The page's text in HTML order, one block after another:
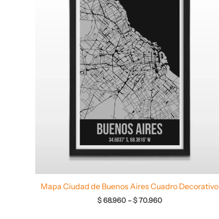
Mapa Ciudad de Buenos Aires Cuadro Decorativo
$68.960 –$70.960